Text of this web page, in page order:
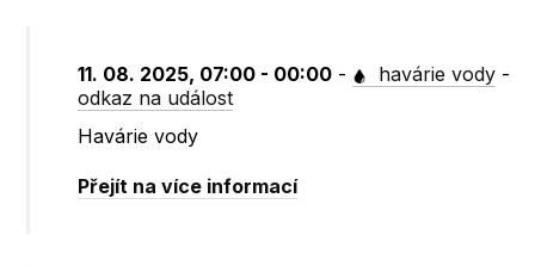
11. 08. 2025, 07:00 - 00:00 - havárie vody -
odkaz na událost
Havárie vody
Přejít na více informací